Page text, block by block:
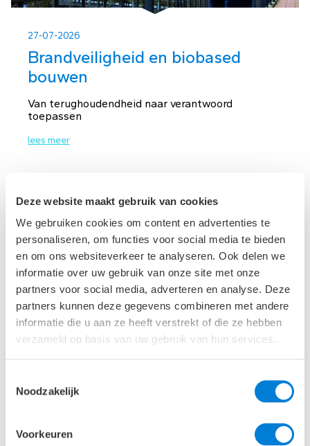
Deze website maakt gebruik van cookies
We gebruiken cookies om content en advertenties te
personaliseren, om functies voor social media te bieden
en om ons websiteverkeer te analyseren. Ook delen we
informatie over uw gebruik van onze site met onze
partners voor social media, adverteren en analyse. Deze
partners kunnen deze gegevens combineren met andere
informatie die u aan ze heeft verstrekt of die ze hebben
verzameld op basis van uw gebruik van hun services.
Noodzakelijk
Voorkeuren
27-07-2026
Brandveiligheid en biobased
bouwen
Van terughoudendheid naar verantwoord
toepassen
lees meer
22-07-2026